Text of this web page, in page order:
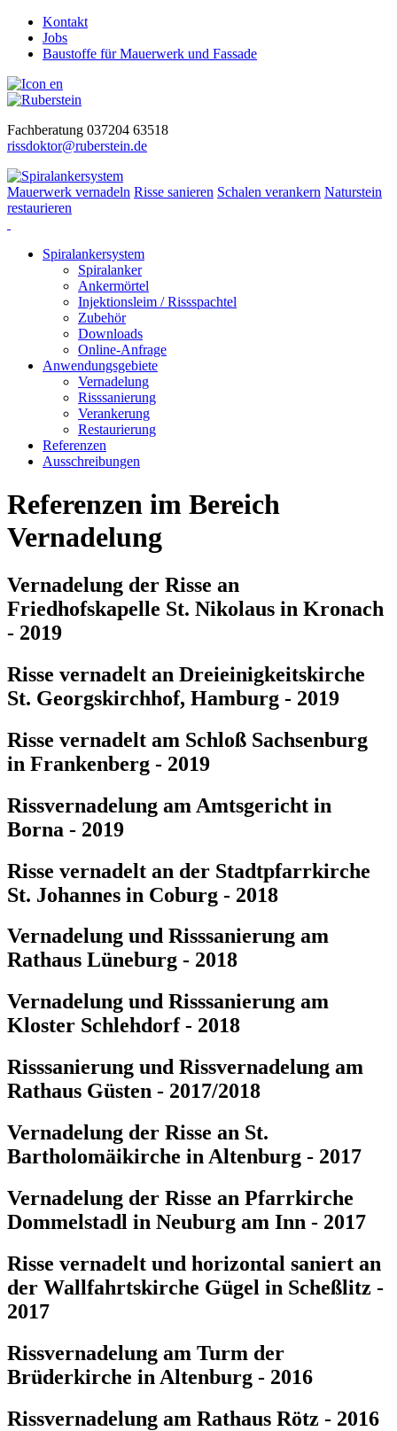
Kontakt
Jobs
Baustoffe für Mauerwerk und Fassade
Fachberatung 037204 63518
rissdoktor@ruberstein.de
Mauerwerk vernadeln Risse sanieren Schalen verankern Naturstein
restaurieren
Spiralankersystem
Spiralanker
Ankermörtel
Injektionsleim / Rissspachtel
Zubehör
Downloads
Online-Anfrage
Anwendungsgebiete
Vernadelung
Risssanierung
Verankerung
Restaurierung
Referenzen
Ausschreibungen
Referenzen im Bereich
Vernadelung
Vernadelung der Risse an
Friedhofskapelle St. Nikolaus in Kronach
- 2019
Risse vernadelt an Dreieinigkeitskirche
St. Georgskirchhof, Hamburg - 2019
Risse vernadelt am Schloß Sachsenburg
in Frankenberg - 2019
Rissvernadelung am Amtsgericht in
Borna - 2019
Risse vernadelt an der Stadtpfarrkirche
St. Johannes in Coburg - 2018
Vernadelung und Risssanierung am
Rathaus Lüneburg - 2018
Vernadelung und Risssanierung am
Kloster Schlehdorf - 2018
Risssanierung und Rissvernadelung am
Rathaus Güsten - 2017/2018
Vernadelung der Risse an St.
Bartholomäikirche in Altenburg - 2017
Vernadelung der Risse an Pfarrkirche
Dommelstadl in Neuburg am Inn - 2017
Risse vernadelt und horizontal saniert an
der Wallfahrtskirche Gügel in Scheßlitz -
2017
Rissvernadelung am Turm der
Brüderkirche in Altenburg - 2016
Rissvernadelung am Rathaus Rötz - 2016